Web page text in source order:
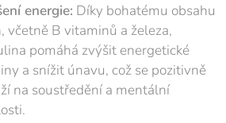
energie: Díky bohatému obsahu
včetně B vitaminů a železa,
pomáhá zvýšit energetické
a snížit únavu, což se pozitivně
na soustředění a mentální